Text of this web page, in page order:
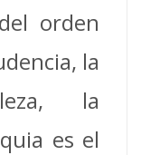
orden
la
la
es el